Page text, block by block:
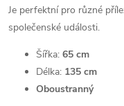
Je perfektní pro různé
společenské události.
Šířka: 65 cm
Délka: 135 cm
Oboustranný